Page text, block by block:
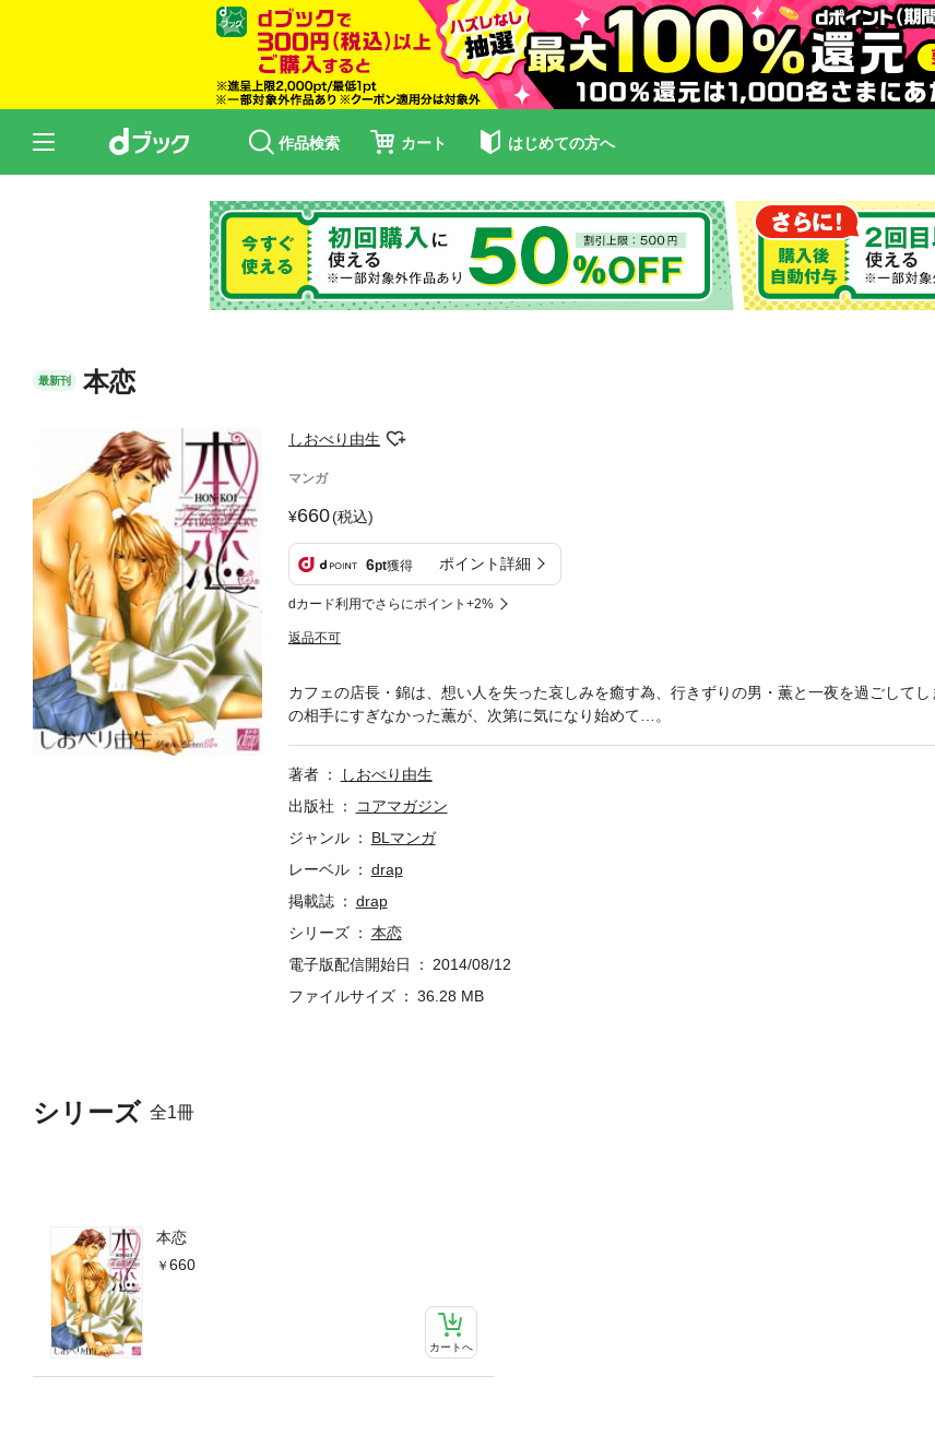
作品検索 カート はじめての方へ
最新刊 本恋
しおべり由生
マンガ
660(税込)
6pt獲得 ポイント詳細
dカード利用でさらにポイント+2%
返品不可
シリーズ 全1冊
本恋
660
カートへ
カフェの店長・錦は、想い人を失った哀しみを癒す為、行きずりの男・薫と一夜を過ごして
の相手にすぎなかった薫が、次第に気になり始めて…。
著者
しおべり由生
出版社
コアマガジン
ジャンル
BLマンガ
レーベル
drap
掲載誌
drap
シリーズ
本恋
電子版配信開始日
2014/08/12
ファイルサイズ
36.28 MB